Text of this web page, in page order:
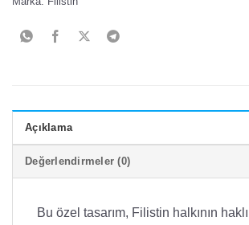
Açıklama
Değerlendirmeler (0)
Bu özel tasarım, Filistin halkının haklı